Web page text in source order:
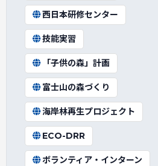
西日本研修センター
技能実習
「子供の森」計画
富士山の森づくり
海岸林再生プロジェクト
ECO-DRR
ボランティア・インターン